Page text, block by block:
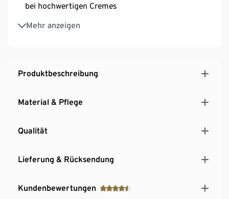
bei hochwertigen Cremes
Mehr anzeigen
Besonders leicht und stabil für sicheren Stand
Handliches Gadget für das Badezimmer
Produktbeschreibung
Material & Pflege
Qualität
Lieferung & Rücksendung
Kundenbewertungen